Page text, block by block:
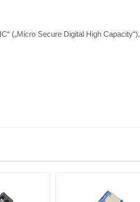
(„Micro Secure Digital High Capacity“),